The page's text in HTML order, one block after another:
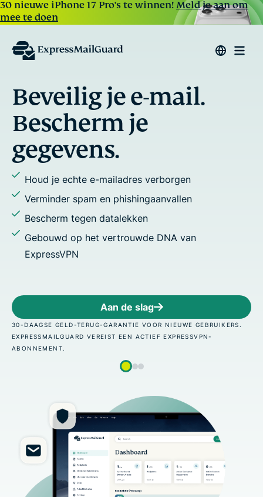
30 nieuwe iPhone 17 Pro's te winnen!Meld je aan om
mee te doen
mail.
DNA van
NIEUWE GEBRUIKERS.
EXPRESSVPN-
Beantwoord
Voeg meerdere
Gebruik aangepaste
adressen
Aan de
30-DAAGSE GELD-TERUG-GARANTIE
EXPRESSMAILGUARD VEREIST EEN